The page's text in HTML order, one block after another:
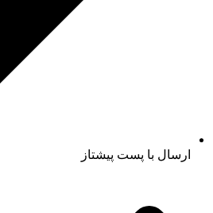
ارسال با پست پیشتاز